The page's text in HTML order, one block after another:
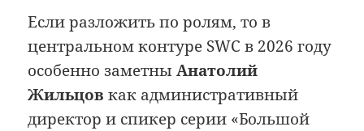
Если разложить по ролям, то в
центральном контуре SWC в 2026 году
особенно заметныАнатолий
Жильцов как административный
директор и спикер серии «Большой